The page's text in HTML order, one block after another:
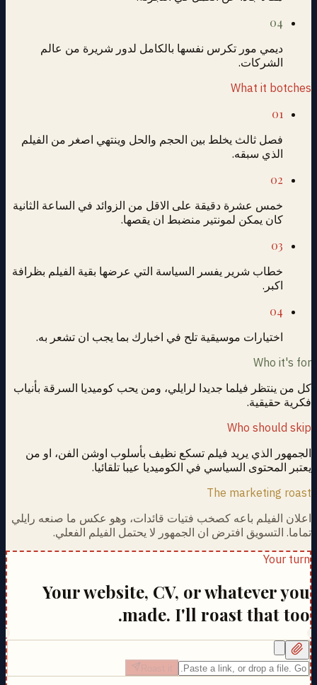
04
ديمي مور تكرس نفسها بالكامل لدور شريرة من عالم
الشركات.
What it botches
01
فصل ثالث يخلط بين الحجم والحل وينتهي اصغر من الفيلم
الذي سبقه.
02
خمس عشرة دقيقة على الاقل من الزوائد في الساعة الثانية
كان يمكن لمونتير منضبط ان يقصها.
03
خطاب شرير يفسر السياسة التي عرضها بقية الفيلم بظرافة
اكبر.
04
اختيارات موسيقية تلح في اخبارك بما يجب ان تشعر به.
Who it's for
كل من ينتظر فيلما جديدا لرايلي، ومن يحب كوميديا السرقة بأنياب
فكرية حقيقية.
Who should skip
الجمهور الذي يريد فيلم تسكع نظيف بأسلوب اوشن الفن، او من
يعتبر المحتوى السياسي في الكوميديا عيبا تلقائيا.
The marketing roast
اعلان الفيلم باعه كصخب فتيات قائدات، وهو عكس ما صنعه رايلي
تماما. التسويق افترض ان الجمهور لا يحتمل الفيلم الفعلي.
Your turn
Your website, CV, or whatever you
made. I'll roast that too.